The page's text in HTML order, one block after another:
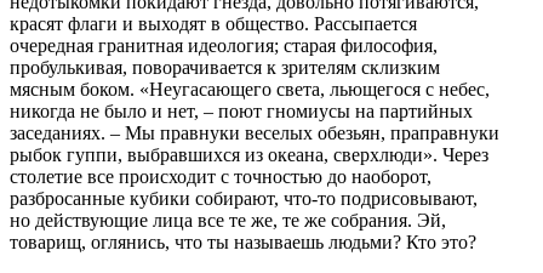
красят флаги и выходят в общество. Рассыпается
очередная гранитная идеология; старая философия,
пробулькивая, поворачивается к зрителям склизким
мясным боком. «Неугасающего света, льющегося с небес,
никогда не было и нет, – поют гномиусы на партийных
заседаниях. – Мы правнуки веселых обезьян, праправнуки
рыбок гуппи, выбравшихся из океана, сверхлюди». Через
столетие все происходит с точностью до наоборот,
разбросанные кубики собирают, что-то подрисовывают,
но действующие лица все те же, те же собрания. Эй,
товарищ, оглянись, что ты называешь людьми? Кто это?